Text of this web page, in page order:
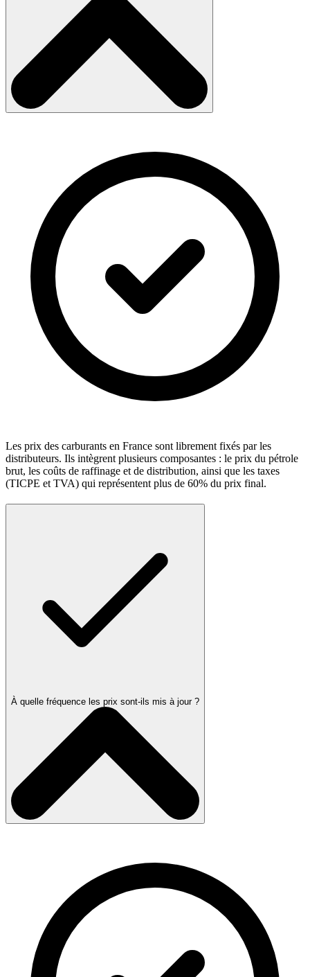
Les prix des carburants en France sont librement fixés par les
distributeurs. Ils intègrent plusieurs composantes : le prix du pétrole
brut, les coûts de raffinage et de distribution, ainsi que les taxes
(TICPE et TVA) qui représentent plus de 60% du prix final.
À quelle fréquence les prix sont-ils mis à jour ?